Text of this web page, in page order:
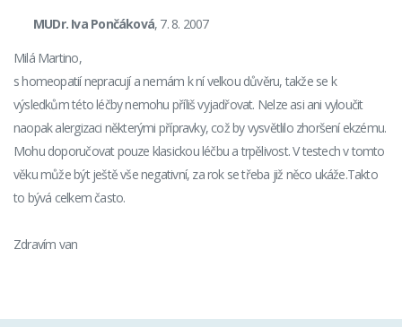
MUDr. Iva Pončáková, 7. 8. 2007
Milá Martino,
s homeopatií nepracují a nemám k ní velkou důvěru, takže se k
výsledkům této léčby nemohu příliš vyjadřovat. Nelze asi ani vyloučit
naopak alergizaci některými přípravky, což by vysvětlilo zhoršení ekzému.
Mohu doporučovat pouze klasickou léčbu a trpělivost. V testech v tomto
věku může být ještě vše negativní, za rok se třeba již něco ukáže.Takto
to bývá celkem často.
Zdravím van